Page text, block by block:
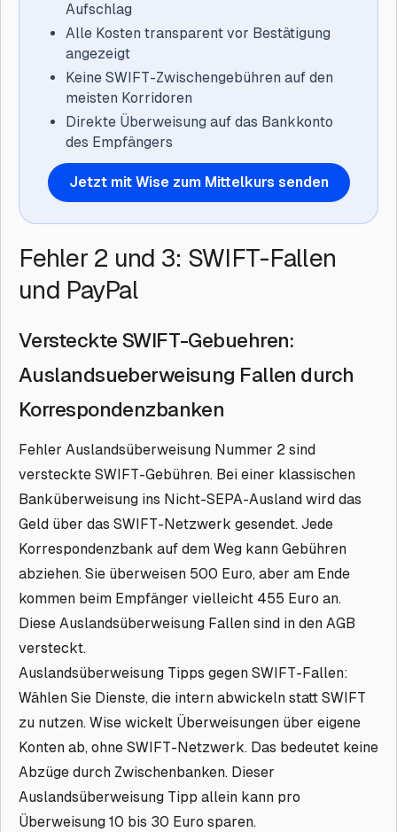
Aufschlag
Alle Kosten transparent vor Bestätigung
angezeigt
Keine SWIFT-Zwischengebühren auf den
meisten Korridoren
Direkte Überweisung auf das Bankkonto
des Empfängers
Jetzt mit Wise zum Mittelkurs senden
Fehler 2 und 3: SWIFT-Fallen
und PayPal
Versteckte SWIFT-Gebuehren:
Auslandsueberweisung Fallen durch
Korrespondenzbanken
Fehler Auslandsüberweisung Nummer 2 sind
versteckte SWIFT-Gebühren. Bei einer klassischen
Banküberweisung ins Nicht-SEPA-Ausland wird das
Geld über das SWIFT-Netzwerk gesendet. Jede
Korrespondenzbank auf dem Weg kann Gebühren
abziehen. Sie überweisen 500 Euro, aber am Ende
kommen beim Empfänger vielleicht 455 Euro an.
Diese Auslandsüberweisung Fallen sind in den AGB
versteckt.
Auslandsüberweisung Tipps gegen SWIFT-Fallen:
Wählen Sie Dienste, die intern abwickeln statt SWIFT
zu nutzen. Wise wickelt Überweisungen über eigene
Konten ab, ohne SWIFT-Netzwerk. Das bedeutet keine
Abzüge durch Zwischenbanken. Dieser
Auslandsüberweisung Tipp allein kann pro
Überweisung 10 bis 30 Euro sparen.